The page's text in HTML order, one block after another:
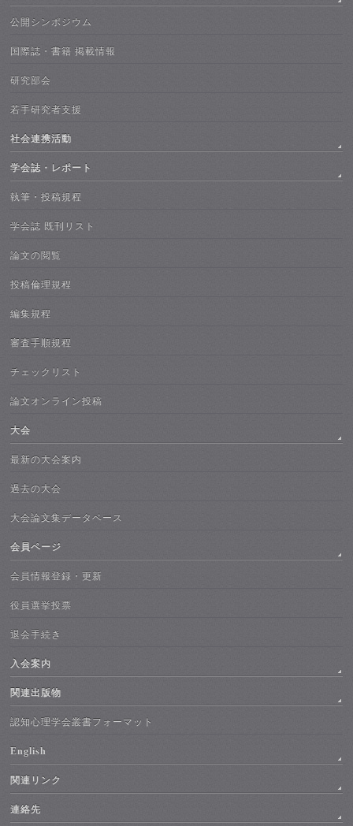
公開シンポジウム
国際誌・書籍 掲載情報
研究部会
若手研究者支援
社会連携活動
学会誌・レポート
執筆・投稿規程
学会誌 既刊リスト
論文の閲覧
投稿倫理規程
編集規程
審査手順規程
チェックリスト
論文オンライン投稿
大会
最新の大会案内
過去の大会
大会論文集データベース
会員ページ
会員情報登録・更新
役員選挙投票
退会手続き
入会案内
関連出版物
認知心理学会叢書フォーマット
English
関連リンク
連絡先